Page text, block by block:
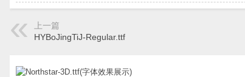
上一篇
HYBoJingTiJ-Regular.ttf